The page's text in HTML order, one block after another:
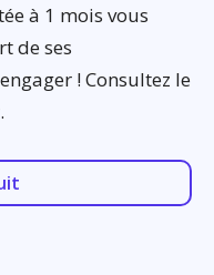
à 1 mois vous
de ses
! Consultez le